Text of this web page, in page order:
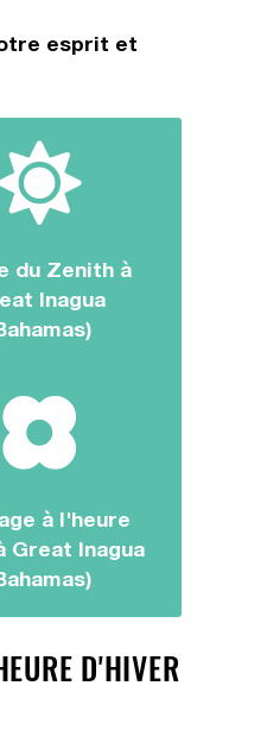
esprit et
du Zenith à
Inagua
à l'heure
Great Inagua
D'HIVER